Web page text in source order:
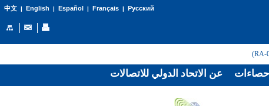
中文| English | Español | Français| Русский
عن الاتحاد الدولي للاتصالات